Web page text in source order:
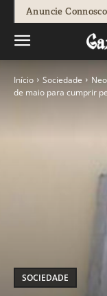
Anuncie Connosco
Início Sociedade
de maio para cumprir
SOCIEDADE